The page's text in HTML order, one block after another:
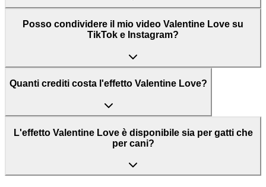
Posso condividere il mio video Valentine Love su
TikTok e Instagram?
Quanti crediti costa l'effetto Valentine Love?
L'effetto Valentine Love è disponibile sia per gatti che
per cani?